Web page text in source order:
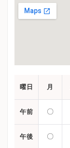
曜日 月
午前 〇
午後 〇